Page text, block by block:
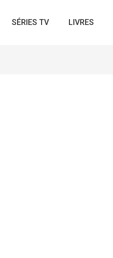
SÉRIES TV LIVRES